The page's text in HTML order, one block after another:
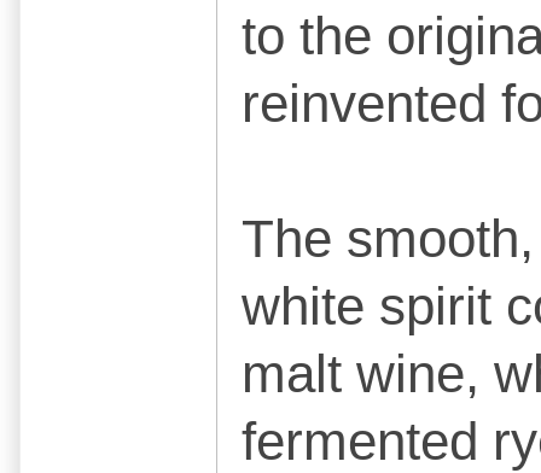
to the
reinvented
The
white spirit
malt wine,
fermented